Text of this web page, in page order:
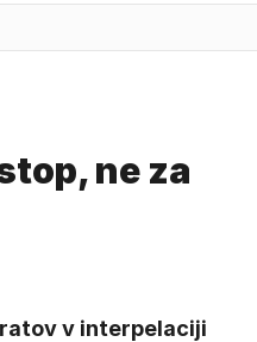
ne za
v interpelaciji